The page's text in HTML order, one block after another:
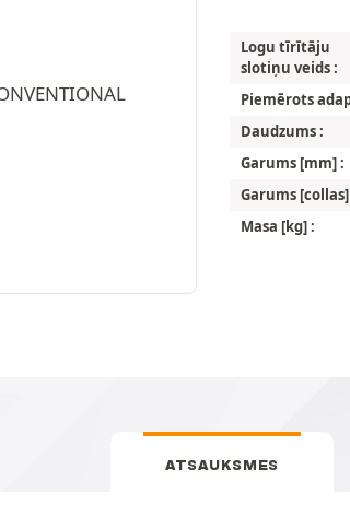
Logu tīrītāju
slotiņu veids :
Piemērots
Daudzums :
Garums [mm] :
Garums
Masa [kg] :
ATSAUKSMES